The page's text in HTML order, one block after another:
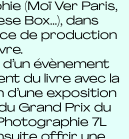
(Moï Ver Paris,
Box…), dans
de production
évènement
du livre avec la
exposition
Grand Prix du
7L